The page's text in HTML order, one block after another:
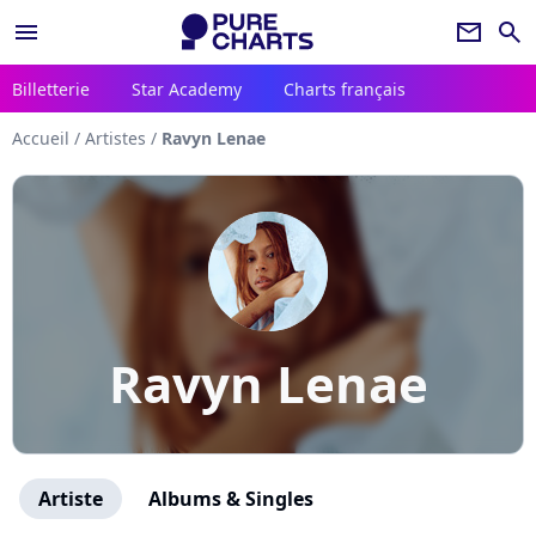
menu newsletter search
Billetterie Star Academy Charts français
Accueil / Artistes / Ravyn Lenae
Ravyn Lenae
Artiste Albums & Singles